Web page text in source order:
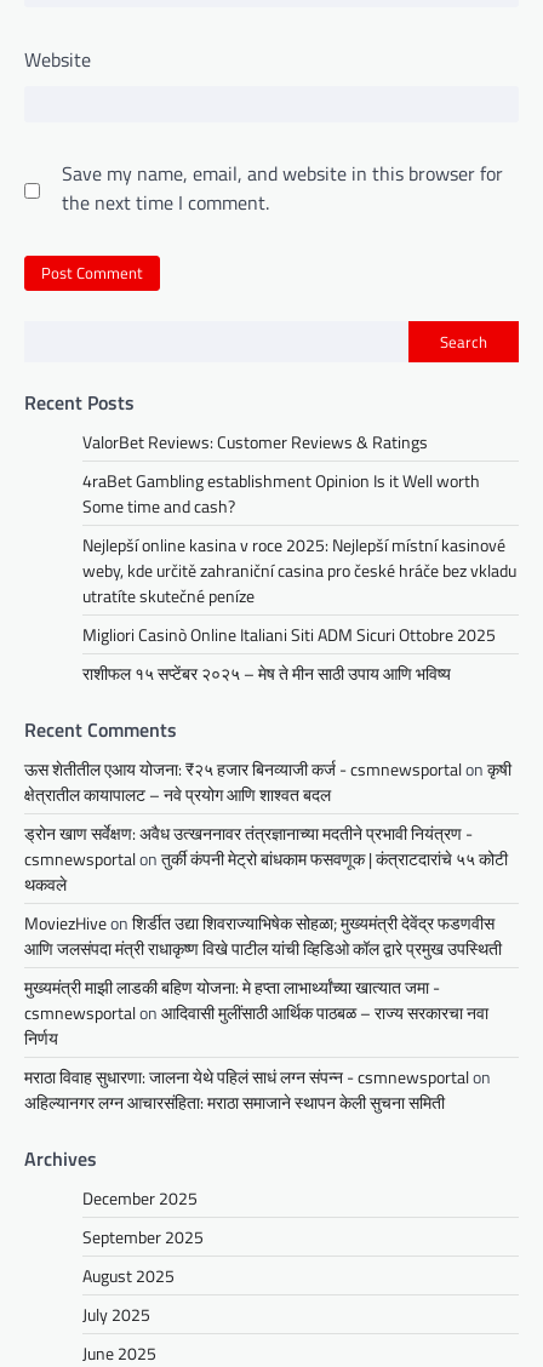
Website
Save my name, email, and website in this browser for
the next time I comment.
Search
Recent Posts
ValorBet Reviews: Customer Reviews & Ratings
4raBet Gambling establishment Opinion Is it Well worth
Some time and cash?
Nejlepší online kasina v roce 2025: Nejlepší místní kasinové
weby, kde určitě zahraniční casina pro české hráče bez vkladu
utratíte skutečné peníze
Migliori Casinò Online Italiani Siti ADM Sicuri Ottobre 2025
राशीफल १५ सप्टेंबर २०२५ – मेष ते मीन साठी उपाय आणि भविष्य
Recent Comments
ऊस शेतीतील एआय योजना: ₹२५ हजार बिनव्याजी कर्ज - csmnewsportalonकृषी
क्षेत्रातील कायापालट – नवे प्रयोग आणि शाश्वत बदल
ड्रोन खाण सर्वेक्षण: अवैध उत्खननावर तंत्रज्ञानाच्या मदतीने प्रभावी नियंत्रण -
csmnewsportalonतुर्की कंपनी मेट्रो बांधकाम फसवणूक | कंत्राटदारांचे ५५ कोटी
थकवले
MoviezHiveonशिर्डीत उद्या शिवराज्याभिषेक सोहळा; मुख्यमंत्री देवेंद्र फडणवीस
आणि जलसंपदा मंत्री राधाकृष्ण विखे पाटील यांची व्हिडिओ कॉल द्वारे प्रमुख उपस्थिती
मुख्यमंत्री माझी लाडकी बहिण योजना: मे हप्ता लाभार्थ्यांच्या खात्यात जमा -
csmnewsportalonआदिवासी मुलींसाठी आर्थिक पाठबळ – राज्य सरकारचा नवा
निर्णय
मराठा विवाह सुधारणा: जालना येथे पहिलं साधं लग्न संपन्न - csmnewsportalon
अहिल्यानगर लग्न आचारसंहिता: मराठा समाजाने स्थापन केली सुचना समिती
Archives
December 2025
September 2025
August 2025
July 2025
June 2025